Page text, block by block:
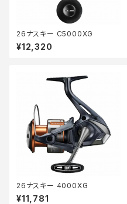
26ナスキー C5000XG
¥12,320
26ナスキー 4000XG
¥11,781